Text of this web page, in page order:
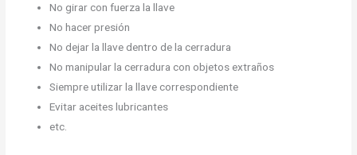
No girar con fuerza la llave
No hacer presión
No dejar la llave dentro de la cerradura
No manipular la cerradura con objetos extraños
Siempre utilizar la llave correspondiente
Evitar aceites lubricantes
etc.